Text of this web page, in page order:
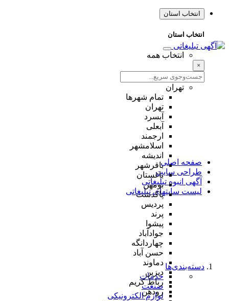
انتخاب استان
انتخاب استان
انتخاب همه
×
تهران
تمام شهر‌ها
تهران
آبسرد
آبعلی
ارجمند
اسلامشهر
اندیشه
باقرشهر
باغستان
بومهن
پاکدشت
پردیس
پرند
پیشوا
جوادآباد
چهاردانگه
حسن آباد
دماوند
دیزین
رباط کریم
رودهن
صفحه اصلی
طراحی سایت
آگهی انبوه تبلیغاتی
لیست سایتهای تبلیغاتی
دسته‌بندی‌ها
خدمات
صنعت
لوازم الکترونیکی